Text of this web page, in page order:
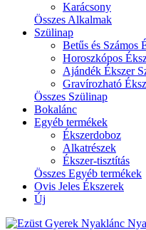
Karácsony
Összes Alkalmak
Szülinap
Betűs és Számos
Horoszkópos
Ajándék Ékszer
Gravírozható
Összes Szülinap
Bokalánc
Egyéb termékek
Ékszerdoboz
Alkatrészek
Ékszer-tisztítás
Összes Egyéb termékek
Ovis Jeles Ékszerek
Új